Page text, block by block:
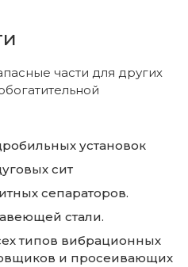
части для других
установок
сит
сепараторов.
стали.
типов вибрационных
и просеивающих